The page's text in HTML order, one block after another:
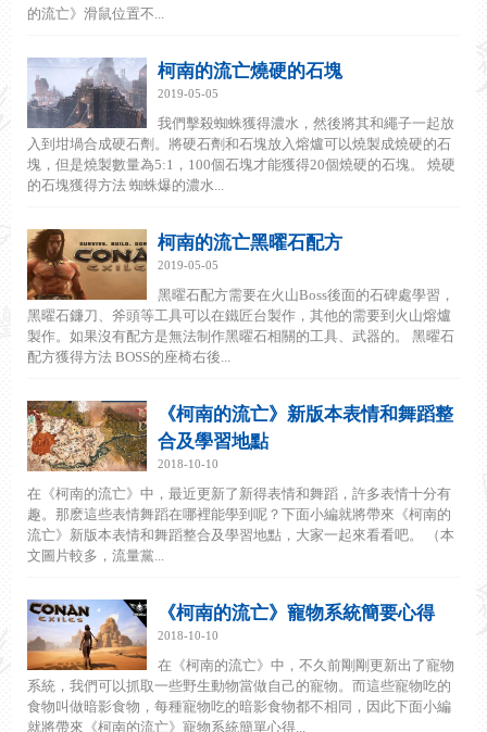
的流亡》滑鼠位置不...
柯南的流亡燒硬的石塊
2019-05-05
我們擊殺蜘蛛獲得濃水，然後將其和繩子一起放
入到坩堝合成硬石劑。將硬石劑和石塊放入熔爐可以燒製成燒硬的石
塊，但是燒製數量為5:1，100個石塊才能獲得20個燒硬的石塊。 燒硬
的石塊獲得方法 蜘蛛爆的濃水...
柯南的流亡黑曜石配方
2019-05-05
黑曜石配方需要在火山Boss後面的石碑處學習，
黑曜石鐮刀、斧頭等工具可以在鐵匠台製作，其他的需要到火山熔爐
製作。如果沒有配方是無法制作黑曜石相關的工具、武器的。 黑曜石
配方獲得方法 BOSS的座椅右後...
《柯南的流亡》新版本表情和舞蹈整
合及學習地點
2018-10-10
在《柯南的流亡》中，最近更新了新得表情和舞蹈，許多表情十分有
趣。那麽這些表情舞蹈在哪裡能學到呢？下面小編就將帶來《柯南的
流亡》新版本表情和舞蹈整合及學習地點，大家一起來看看吧。 （本
文圖片較多，流量黨...
《柯南的流亡》寵物系統簡要心得
2018-10-10
在《柯南的流亡》中，不久前剛剛更新出了寵物
系統，我們可以抓取一些野生動物當做自己的寵物。而這些寵物吃的
食物叫做暗影食物，每種寵物吃的暗影食物都不相同，因此下面小編
就將帶來《柯南的流亡》寵物系統簡單心得...